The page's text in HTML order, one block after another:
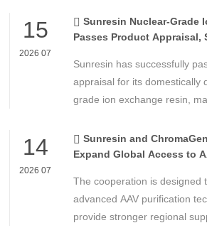
15
2026 07
Sunresin Nuclear-Grade
Passes Product Appraisal,
Sunresin has successfully
appraisal for its domestically
grade ion exchange resin,
chemical materials for
14
2026 07
Sunresin and
Expand Global Access to
The cooperation is designed
advanced AAV purification
provide stronger regional